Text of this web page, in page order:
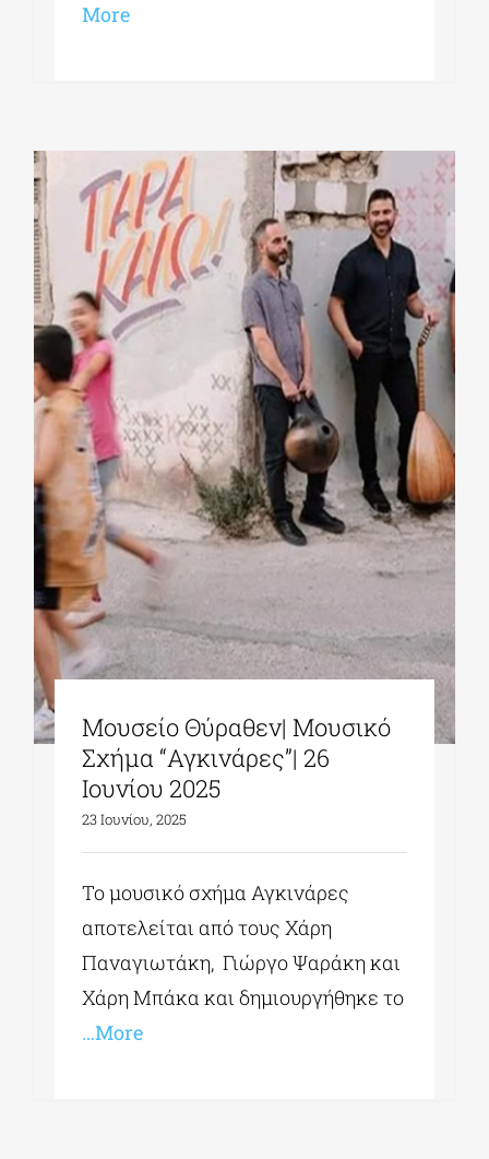
More
Μουσείο Θύραθεν| Μουσικό
Σχήμα “Αγκινάρες”| 26
Ιουνίου 2025
23 Ιουνίου, 2025
Το μουσικό σχήμα Αγκινάρες
αποτελείται από τους Χάρη
Παναγιωτάκη, Γιώργο Ψαράκη και
Χάρη Μπάκα και δημιουργήθηκε το
…More